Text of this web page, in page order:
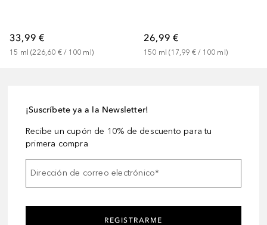
33,99 €
15 ml (226,60 € / 100 ml)
26,99 €
150 ml (17,99 € / 100 ml)
¡Suscríbete ya a la Newsletter!
Recibe un cupón de 10% de descuento para tu
primera compra
Dirección de correo electrónico*
REGISTRARME